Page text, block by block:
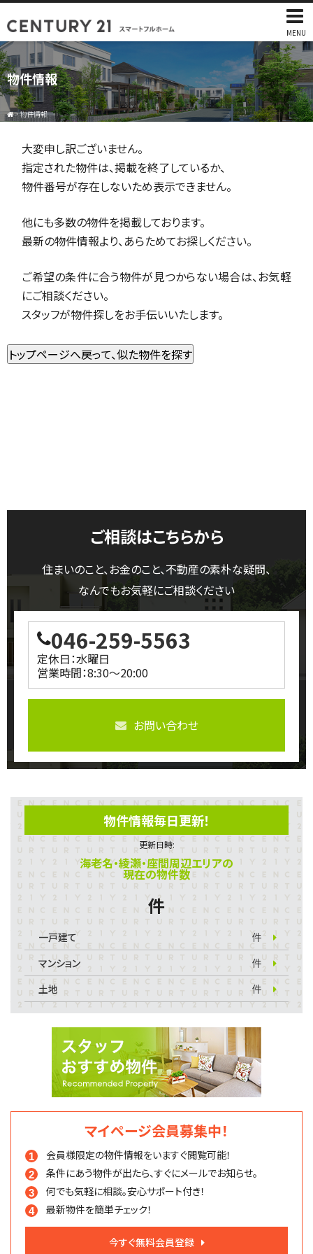
MENU
物件情報
>物件情報
大変申し訳ございません。
指定された物件は、掲載を終了しているか、
物件番号が存在しないため表示できません。
他にも多数の物件を掲載しております。
最新の物件情報より、あらためてお探しください。
ご希望の条件に合う物件が見つからない場合は、お気軽
にご相談ください。
スタッフが物件探しをお手伝いいたします。
ご相談はこちらから
住まいのこと、お金のこと、不動産の素朴な疑問、
なんでもお気軽にご相談ください
046-259-5563
定休日：水曜日
営業時間：8:30～20:00
お問い合わせ
物件情報毎日更新！
更新日時:
海老名・綾瀬・座間周辺エリアの
現在の物件数
件
一戸建て
件
マンション
件
土地
件
マイページ会員募集中！
会員様限定の物件情報をいますぐ閲覧可能！
条件にあう物件が出たら、すぐにメールでお知らせ。
何でも気軽に相談。安心サポート付き！
最新物件を簡単チェック！
今すぐ無料会員登録